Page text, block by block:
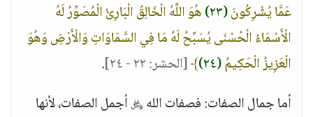
عَمَّا يُشْرِكُونَ(٢٣)
هُوَ اللَّهُ الْخَالِقُ الْبَارِئُ الْمُصَوِّرُ لَهُ
الْأَسْمَاءُ الْحُسْنَى يُسَبِّحُ لَهُ مَا فِي السَّمَاوَاتِ وَالْأَرْضِ وَهُوَ
الْعَزِيزُ الْحَكِيمُ(٢٤) ﴾[الحشر: ٢٢ - ٢٤]
.
أما جمال الصفات: فصفات الله ﷿ أجمل الصفات، لأنها